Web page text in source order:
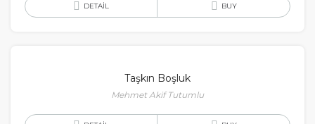
DETAIL BUY
Taşkın Boşluk
Mehmet Akif Tutumlu